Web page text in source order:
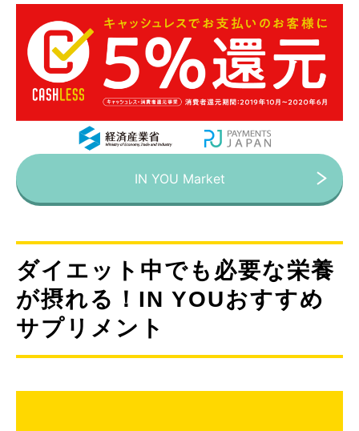
IN YOU Market
ダイエット中でも必要な栄養
が摂れる！IN YOUおすすめ
サプリメント